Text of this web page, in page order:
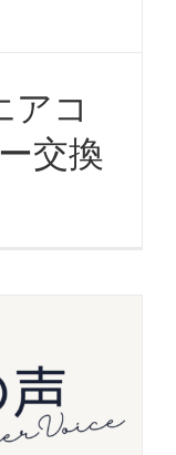
コ
交換